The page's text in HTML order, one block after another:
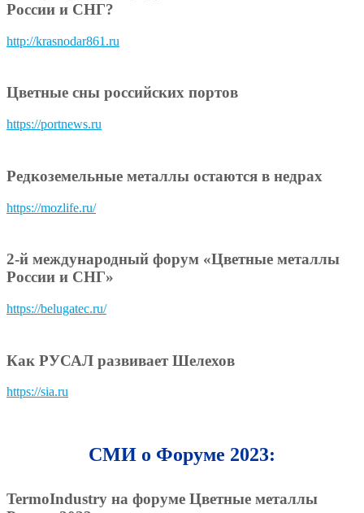
России и СНГ?
http://krasnodar861.ru
Цветные сны российских портов
https://portnews.ru
Редкоземельные металлы остаются в недрах
https://mozlife.ru/
2-й международный форум «Цветные металлы
России и СНГ»
https://belugatec.ru/
Как РУСАЛ развивает Шелехов
https://sia.ru
СМИ о Форуме 2023:
TermoIndustry на форуме Цветные металлы